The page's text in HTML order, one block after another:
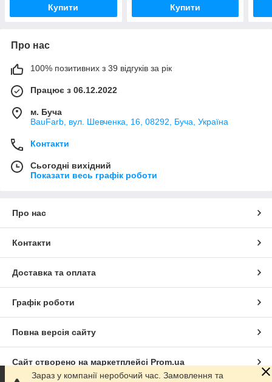
Купити Купити
Про нас
100% позитивних з 39 відгуків за рік
Працює з 06.12.2022
м. Буча
BauFarb, вул. Шевченка, 16, 08292, Буча, Україна
Контакти
Сьогодні вихідний
Показати весь графік роботи
Про нас
Контакти
Доставка та оплата
Графік роботи
Повна версія сайту
Сайт створено на маркетплейсі Prom.ua
Зараз у компанії неробочий час. Замовлення та